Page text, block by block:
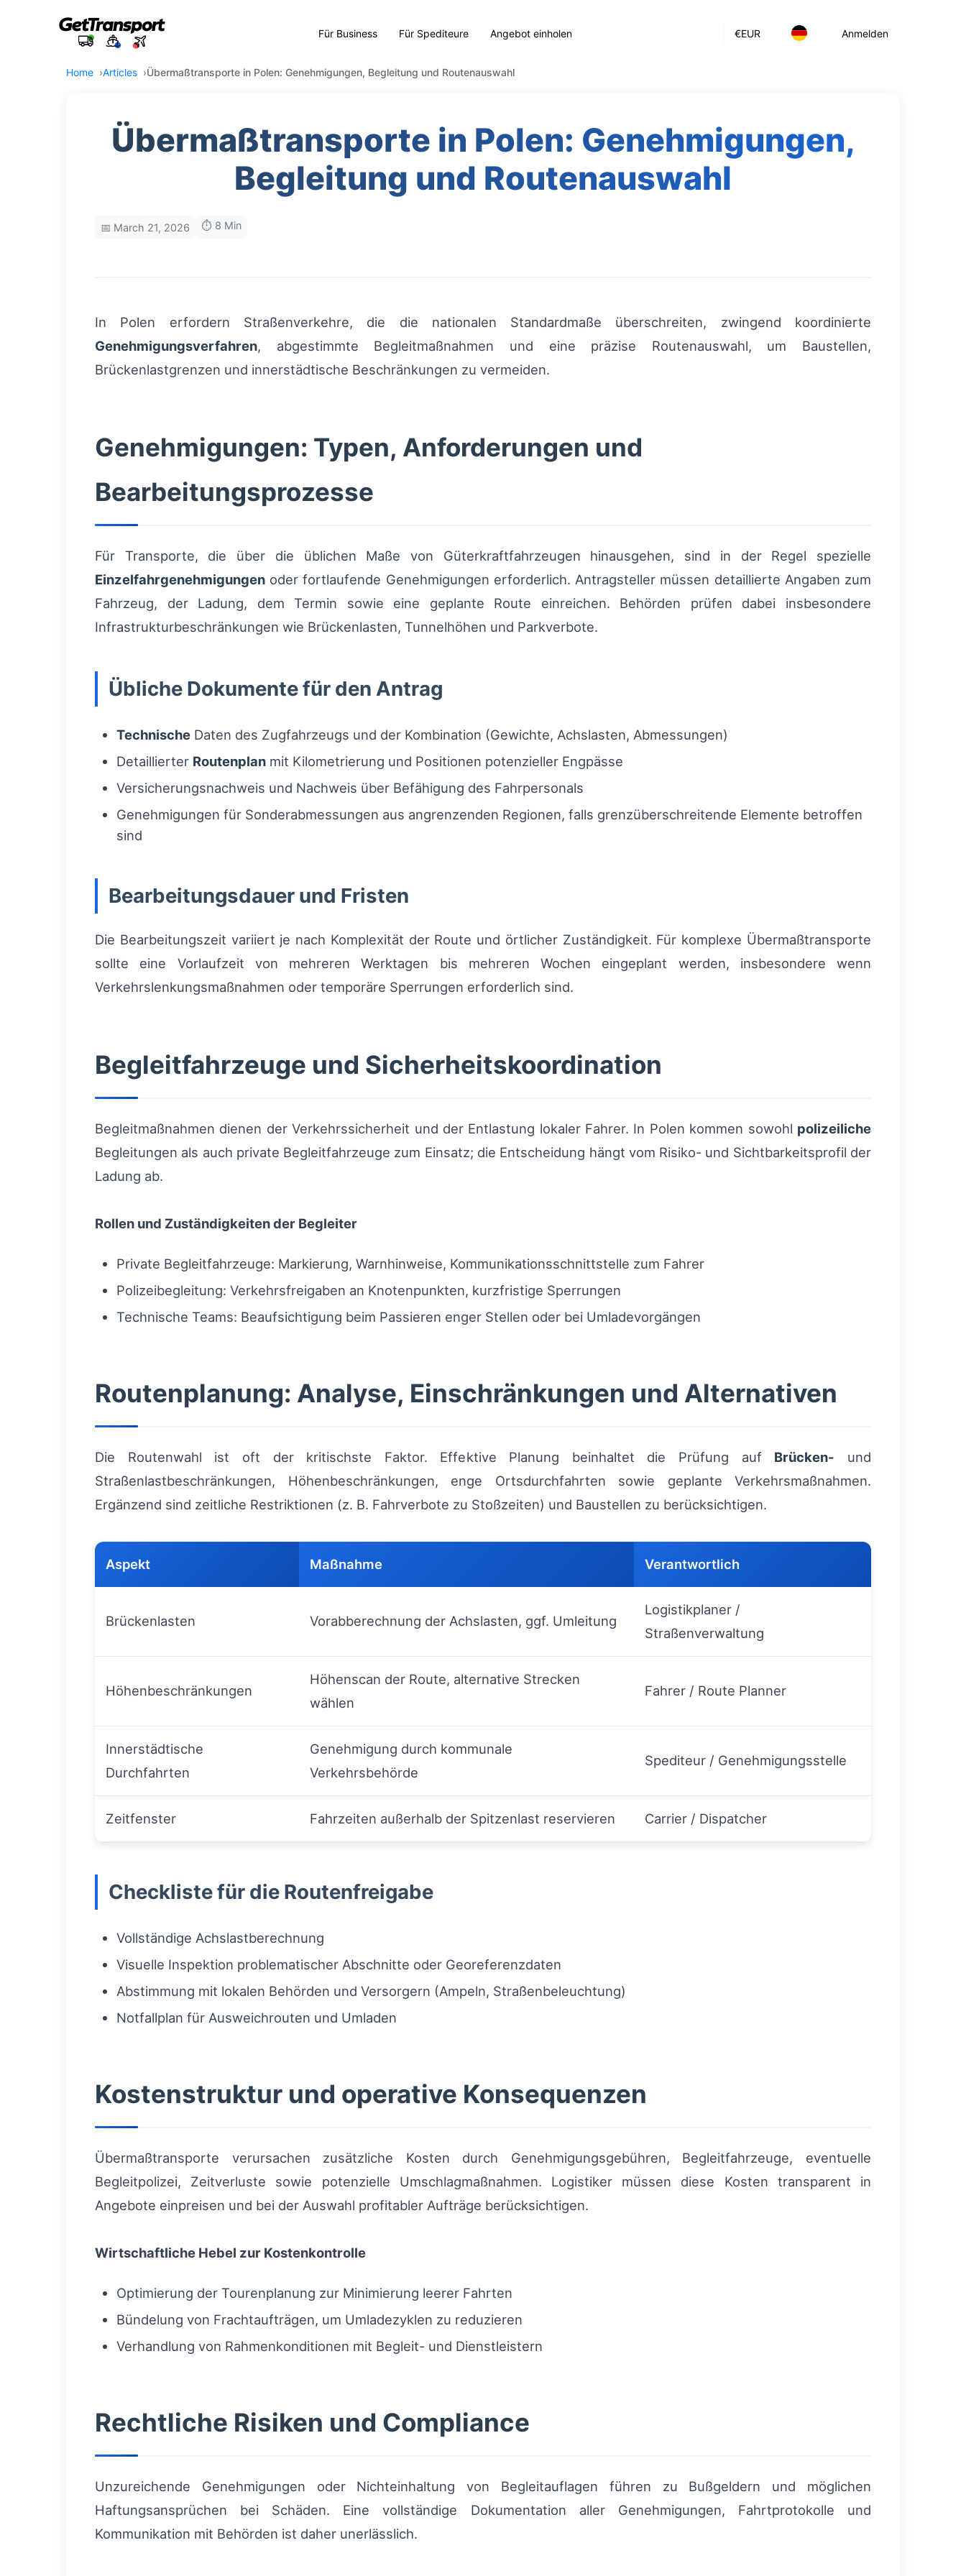
€EUR Anmelden
Für Business Für Spediteure Angebot einholen
Home Articles Übermaßtransporte in Polen: Genehmigungen, Begleitung und Routenauswahl
Übermaßtransporte in Polen: Genehmigungen,
Begleitung und Routenauswahl
📅 March 21, 2026 ⏱️ 8 Min
In Polen erfordern Straßenverkehre, die die nationalen Standardmaße überschreiten, zwingend koordinierte
Genehmigungsverfahren, abgestimmte Begleitmaßnahmen und eine präzise Routenauswahl, um Baustellen,
Brückenlastgrenzen und innerstädtische Beschränkungen zu vermeiden.
Genehmigungen: Typen, Anforderungen und
Bearbeitungsprozesse
Für Transporte, die über die üblichen Maße von Güterkraftfahrzeugen hinausgehen, sind in der Regel spezielle
Einzelfahrgenehmigungen oder fortlaufende Genehmigungen erforderlich. Antragsteller müssen detaillierte Angaben zum
Fahrzeug, der Ladung, dem Termin sowie eine geplante Route einreichen. Behörden prüfen dabei insbesondere
Infrastrukturbeschränkungen wie Brückenlasten, Tunnelhöhen und Parkverbote.
Übliche Dokumente für den Antrag
Technische Daten des Zugfahrzeugs und der Kombination (Gewichte, Achslasten, Abmessungen)
Detaillierter Routenplan mit Kilometrierung und Positionen potenzieller Engpässe
Versicherungsnachweis und Nachweis über Befähigung des Fahrpersonals
Genehmigungen für Sonderabmessungen aus angrenzenden Regionen, falls grenzüberschreitende Elemente betroffen
sind
Bearbeitungsdauer und Fristen
Die Bearbeitungszeit variiert je nach Komplexität der Route und örtlicher Zuständigkeit. Für komplexe Übermaßtransporte
sollte eine Vorlaufzeit von mehreren Werktagen bis mehreren Wochen eingeplant werden, insbesondere wenn
Verkehrslenkungsmaßnahmen oder temporäre Sperrungen erforderlich sind.
Begleitfahrzeuge und Sicherheitskoordination
Begleitmaßnahmen dienen der Verkehrssicherheit und der Entlastung lokaler Fahrer. In Polen kommen sowohl polizeiliche
Begleitungen als auch private Begleitfahrzeuge zum Einsatz; die Entscheidung hängt vom Risiko- und Sichtbarkeitsprofil der
Ladung ab.
Rollen und Zuständigkeiten der Begleiter
Private Begleitfahrzeuge: Markierung, Warnhinweise, Kommunikationsschnittstelle zum Fahrer
Polizeibegleitung: Verkehrsfreigaben an Knotenpunkten, kurzfristige Sperrungen
Technische Teams: Beaufsichtigung beim Passieren enger Stellen oder bei Umladevorgängen
Routenplanung: Analyse, Einschränkungen und Alternativen
Die Routenwahl ist oft der kritischste Faktor. Effektive Planung beinhaltet die Prüfung auf Brücken- und
Straßenlastbeschränkungen, Höhenbeschränkungen, enge Ortsdurchfahrten sowie geplante Verkehrsmaßnahmen.
Ergänzend sind zeitliche Restriktionen (z. B. Fahrverbote zu Stoßzeiten) und Baustellen zu berücksichtigen.
Aspekt Maßnahme Verantwortlich
Brückenlasten Vorabberechnung der Achslasten, ggf. Umleitung
Logistikplaner /
Straßenverwaltung
Höhenbeschränkungen
Höhenscan der Route, alternative Strecken
wählen
Fahrer / Route Planner
Innerstädtische
Durchfahrten
Genehmigung durch kommunale
Verkehrsbehörde
Spediteur / Genehmigungsstelle
Zeitfenster Fahrzeiten außerhalb der Spitzenlast reservieren Carrier / Dispatcher
Checkliste für die Routenfreigabe
Vollständige Achslastberechnung
Visuelle Inspektion problematischer Abschnitte oder Georeferenzdaten
Abstimmung mit lokalen Behörden und Versorgern (Ampeln, Straßenbeleuchtung)
Notfallplan für Ausweichrouten und Umladen
Kostenstruktur und operative Konsequenzen
Übermaßtransporte verursachen zusätzliche Kosten durch Genehmigungsgebühren, Begleitfahrzeuge, eventuelle
Begleitpolizei, Zeitverluste sowie potenzielle Umschlagmaßnahmen. Logistiker müssen diese Kosten transparent in
Angebote einpreisen und bei der Auswahl profitabler Aufträge berücksichtigen.
Wirtschaftliche Hebel zur Kostenkontrolle
Optimierung der Tourenplanung zur Minimierung leerer Fahrten
Bündelung von Frachtaufträgen, um Umladezyklen zu reduzieren
Verhandlung von Rahmenkonditionen mit Begleit- und Dienstleistern
Rechtliche Risiken und Compliance
Unzureichende Genehmigungen oder Nichteinhaltung von Begleitauflagen führen zu Bußgeldern und möglichen
Haftungsansprüchen bei Schäden. Eine vollständige Dokumentation aller Genehmigungen, Fahrtprotokolle und
Kommunikation mit Behörden ist daher unerlässlich.